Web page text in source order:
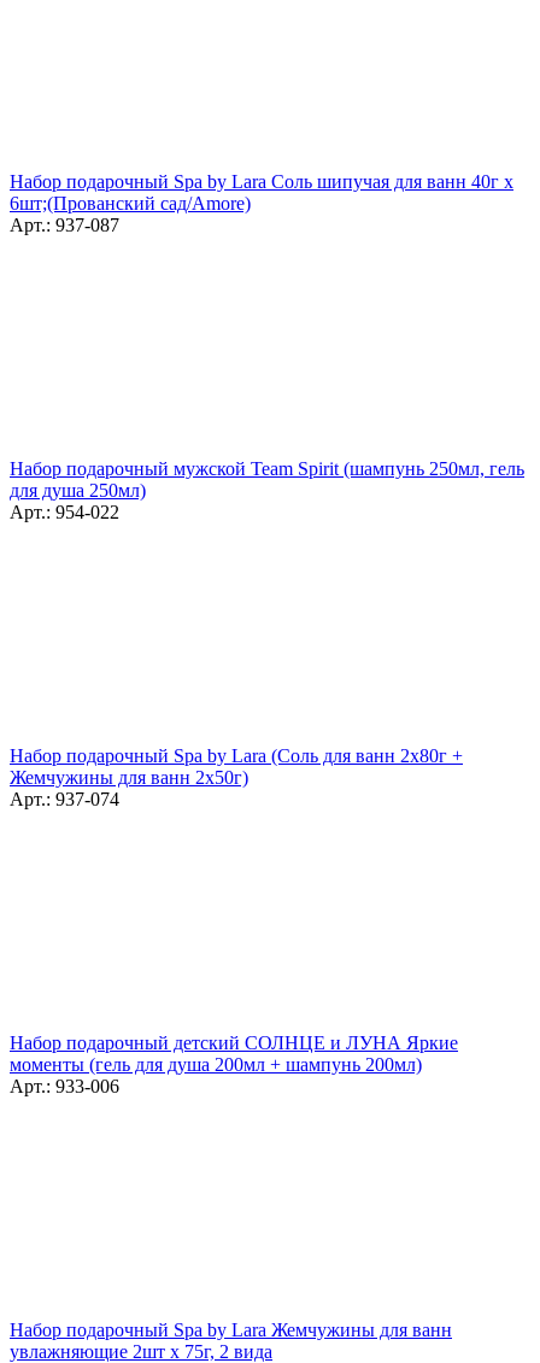
Набор подарочный Spa by Lara Соль шипучая для ванн 40г x
6шт;(Прованский сад/Amore)
Арт.: 937-087
Набор подарочный мужской Team Spirit (шампунь 250мл, гель
для душа 250мл)
Арт.: 954-022
Набор подарочный Spa by Lara (Соль для ванн 2x80г +
Жемчужины для ванн 2x50г)
Арт.: 937-074
Набор подарочный детский СОЛНЦЕ и ЛУНА Яркие
моменты (гель для душа 200мл + шампунь 200мл)
Арт.: 933-006
Набор подарочный Spa by Lara Жемчужины для ванн
увлажняющие 2шт x 75г, 2 вида